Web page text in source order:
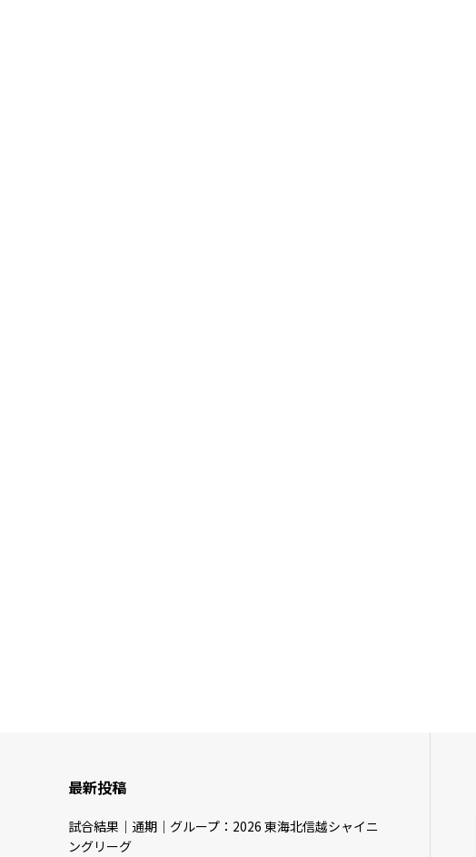
最新投稿
試合結果｜通期｜グループ：2026 東海北信越シャイニ
ングリーグ